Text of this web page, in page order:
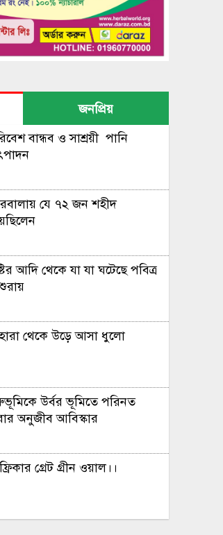
জনপ্রিয়
বান্ধব ও সাশ্রয়ী পানি
যে ৭২ জন শহীদ
আদি থেকে যা যা ঘটেছে পবিত্র
থেকে উড়ে আসা ধুলো
উর্বর ভূমিতে পরিনত
অনুজীব আবিস্কার
গ্রেট গ্রীন ওয়াল।।